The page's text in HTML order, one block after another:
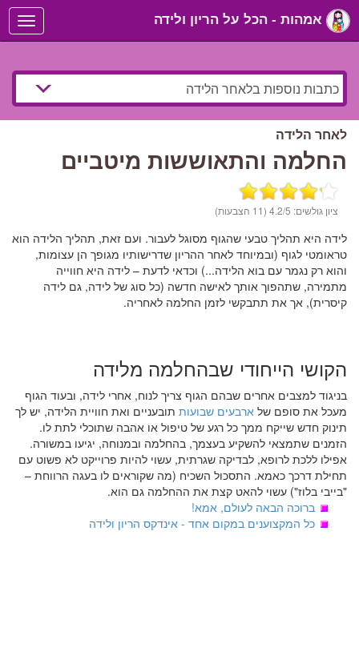
Toggle
navigation
לאחר הלידה
החלמה והתאוששות מיטביים
ציון גולשים: 4.2/5 (11 הצבעות)
לידה היא תהליך טבעי שהגוף מסוגל לעבור. ועם זאת, תהליך הלידה הוא
טראומטי לגוף (ובמיוחד לאחר ההריון שדרישותיו מגופך הן עצומות,
והוא רק נגמר עם בוא הלידה...) וכדאי לדעת – לידה היא חווייה
מתמירה, שתהפוך אותך לאישה חדשה (כל סוג של לידה, גם לידה
קיסרית), אך את תתבקשי לזמן החלמה לאחריה.
הקושי הייחודי שבהחלמה מלידה
בניגוד למצבים אחרים שבהם הגוף צריך לנוח, אחרי לידה, ובעוד הגוף
מעכל את סופם של ארבעים שבועות תובעניים ואת חוויית הלידה, יש לך
תינוק חדש שייקח ממך כל רגע של טיפול או אהבה שתוכלי לתת לו.
הזמנים שתמצאי להשקיע בעצמך, בהחלמה ובמנוחה, יגיעו במשורה.
אפילו ללכת לרופא, לבדיקה שגרתית, עשוי להיות פרוייקט לא פשוט עם
תחילת דרכך כאמא. התסכול השכיח (מה שקוראים לו בעגה הרווחת –
"בייבי בלוז") עשוי להאט קצת את ההחלמה גם הוא.
ברוכה הבאה לעולם, אמא!
כל המקצוענים במקום אחד - אינדקס הריון ולידה